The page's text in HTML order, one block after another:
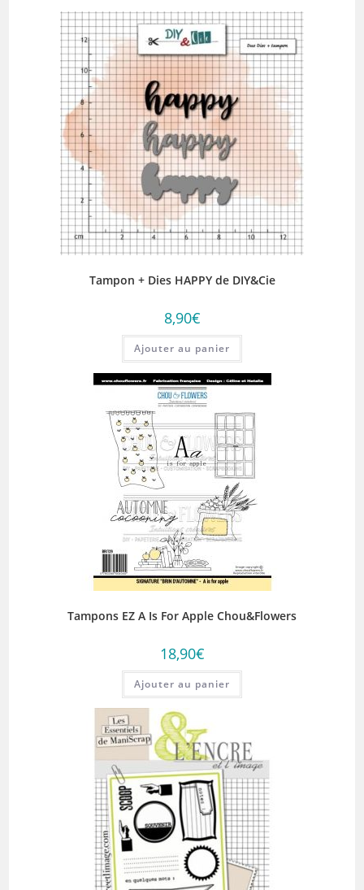
Tampon + Dies HAPPY de DIY&Cie
8,90€
Ajouter au panier
Tampons EZ A Is For Apple Chou&Flowers
18,90€
Ajouter au panier